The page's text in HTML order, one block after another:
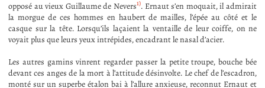
opposé au vieux Guillaume de Nevers1). Ernaut s’en moquait, il admirait
la morgue de ces hommes en haubert de mailles, l’épée au côté et le
casque sur la tête. Lorsqu’ils laçaient la ventaille de leur coiffe, on ne
voyait plus que leurs yeux intrépides, encadrant le nasal d’acier.
Les autres gamins vinrent regarder passer la petite troupe, bouche bée
devant ces anges de la mort à l’attitude désinvolte. Le chef de l’escadron,
monté sur un superbe étalon bai à l’allure anxieuse, reconnut Ernaut et